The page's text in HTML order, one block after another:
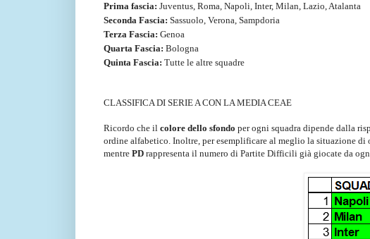
Prima fascia: Juventus, Roma, Napoli, Inter, Milan, Lazio, Atalanta
Seconda Fascia: Sassuolo, Verona, Sampdoria
Terza Fascia: Genoa
Quarta Fascia: Bologna
Quinta Fascia: Tutte le altre squadre
CLASSIFICA DI SERIE A CON LA MEDIA CEAE
Ricordo che il colore dello sfondo per ogni squadra dipende dalla
ordine alfabetico. Inoltre, per esemplificare al meglio la situazione di
mentre PD rappresenta il numero di Partite Difficili già giocate da